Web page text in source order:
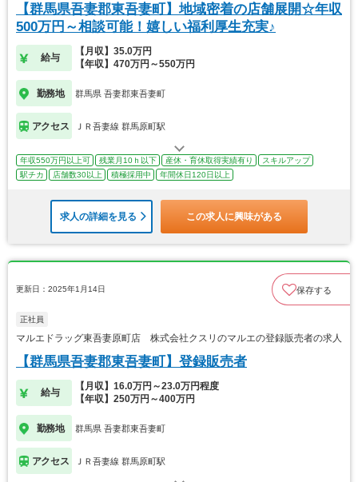
【群馬県吾妻郡東吾妻町】地域密着の店舗展開☆年収
500万円～相談可能！嬉しい福利厚生充実♪
給与
【月収】35.0万円
【年収】470万円～550万円
勤務地 群馬県 吾妻郡東吾妻町
アクセス ＪＲ吾妻線 群馬原町駅
年収550万円以上可 残業月10ｈ以下 産休・育休取得実績有り
スキルアップ
駅チカ
店舗数30以上 積極採用中 年間休日120日以上
求人の詳細を見る この求人に興味がある
更新日：2025年1月14日 保存する
正社員
マルエドラッグ東吾妻原町店 株式会社クスリのマルエの登録販売者の求人
【群馬県吾妻郡東吾妻町】登録販売者
給与
【月収】16.0万円～23.0万円程度
【年収】250万円～400万円
勤務地 群馬県 吾妻郡東吾妻町
アクセス ＪＲ吾妻線 群馬原町駅